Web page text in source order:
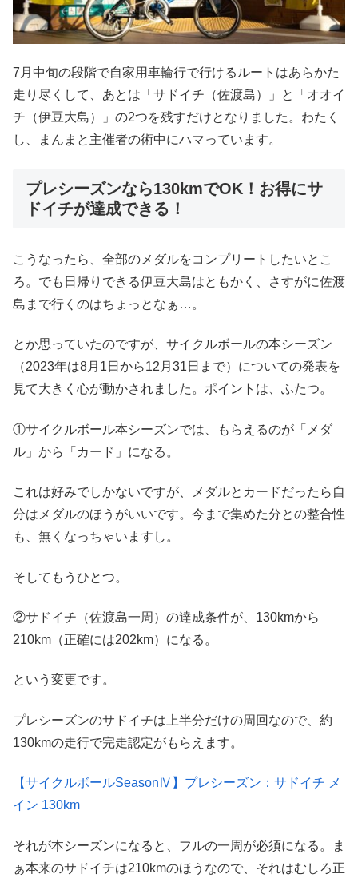
7月中旬の段階で自家用車輪行で行けるルートはあらかた
走り尽くして、あとは「サドイチ（佐渡島）」と「オオイ
チ（伊豆大島）」の2つを残すだけとなりました。わたく
し、まんまと主催者の術中にハマっています。
プレシーズンなら130kmでOK！お得にサ
ドイチが達成できる！
こうなったら、全部のメダルをコンプリートしたいとこ
ろ。でも日帰りできる伊豆大島はともかく、さすがに佐渡
島まで行くのはちょっとなぁ…。
とか思っていたのですが、サイクルボールの本シーズン
（2023年は8月1日から12月31日まで）についての発表を
見て大きく心が動かされました。ポイントは、ふたつ。
①サイクルボール本シーズンでは、もらえるのが「メダ
ル」から「カード」になる。
これは好みでしかないですが、メダルとカードだったら自
分はメダルのほうがいいです。今まで集めた分との整合性
も、無くなっちゃいますし。
そしてもうひとつ。
②サドイチ（佐渡島一周）の達成条件が、130kmから
210km（正確には202km）になる。
という変更です。
プレシーズンのサドイチは上半分だけの周回なので、約
130kmの走行で完走認定がもらえます。
【サイクルボールSeasonⅣ】プレシーズン：サドイチ メ
イン 130km
それが本シーズンになると、フルの一周が必須になる。ま
ぁ本来のサドイチは210kmのほうなので、それはむしろ正